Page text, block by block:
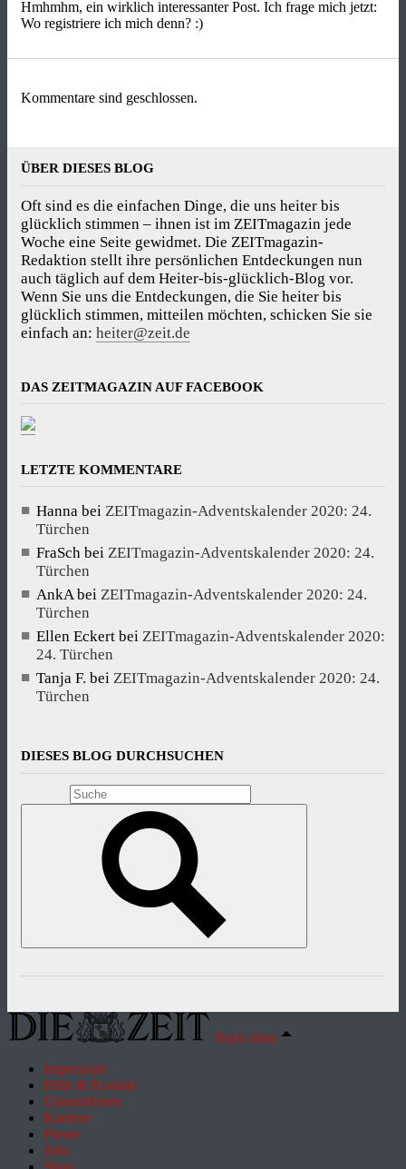
Hmhmhm, ein wirklich interessanter Post. Ich frage mich jetzt:
Wo registriere ich mich denn? :)
Kommentare sind geschlossen.
ÜBER DIESES BLOG
Oft sind es die einfachen Dinge, die uns heiter bis
glücklich stimmen – ihnen ist im ZEITmagazin jede
Woche eine Seite gewidmet. Die ZEITmagazin-
Redaktion stellt ihre persönlichen Entdeckungen nun
auch täglich auf dem Heiter-bis-glücklich-Blog vor.
Wenn Sie uns die Entdeckungen, die Sie heiter bis
glücklich stimmen, mitteilen möchten, schicken Sie sie
einfach an: heiter@zeit.de
DAS ZEITMAGAZIN AUF FACEBOOK
LETZTE KOMMENTARE
Hanna bei ZEITmagazin-Adventskalender 2020: 24.
Türchen
FraSch bei ZEITmagazin-Adventskalender 2020: 24.
Türchen
AnkAbei ZEITmagazin-Adventskalender 2020: 24.
Türchen
Ellen Eckert bei ZEITmagazin-Adventskalender 2020:
24. Türchen
Tanja F. bei ZEITmagazin-Adventskalender 2020: 24.
Türchen
DIESES BLOG DURCHSUCHEN
Nach oben
Impressum
Hilfe & Kontakt
Unternehmen
Karriere
Presse
Jobs